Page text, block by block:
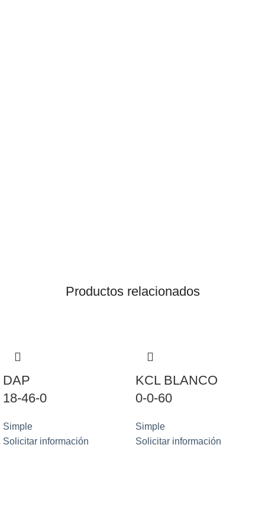
Productos relacionados
DAP
18-46-0
Simple
Solicitar información
KCL BLANCO
0-0-60
Simple
Solicitar información